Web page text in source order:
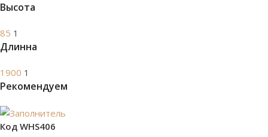
Высота
85 1
Длинна
1900 1
Рекомендуем
Код WHS406